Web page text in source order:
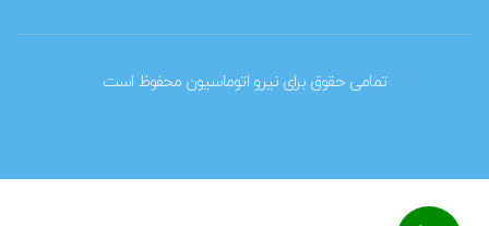
تمامی حقوق برای نیرو اتوماسیون محفوظ است